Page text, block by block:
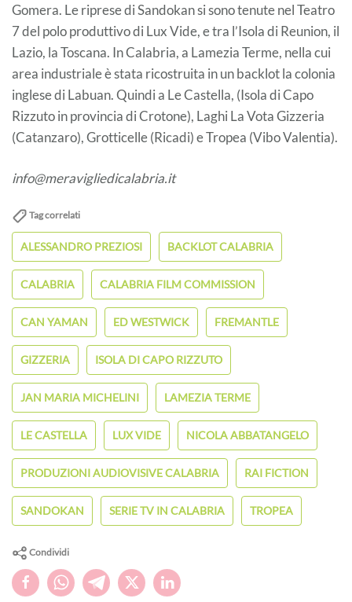
Gomera. Le riprese di Sandokan si sono tenute nel Teatro
7 del polo produttivo di Lux Vide, e tra l’Isola di Reunion, il
Lazio, la Toscana. In Calabria, a Lamezia Terme, nella cui
area industriale è stata ricostruita in un backlot la colonia
inglese di Labuan. Quindi a Le Castella, (Isola di Capo
Rizzuto in provincia di Crotone), Laghi La Vota Gizzeria
(Catanzaro), Grotticelle (Ricadi) e Tropea (Vibo Valentia).
info@meravigliedicalabria.it
Tag correlati
ALESSANDRO PREZIOSI BACKLOT CALABRIA
CALABRIA CALABRIA FILM COMMISSION
CAN YAMAN ED WESTWICK FREMANTLE
GIZZERIA ISOLA DI CAPO RIZZUTO
JAN MARIA MICHELINI LAMEZIA TERME
LE CASTELLA LUX VIDE NICOLA ABBATANGELO
PRODUZIONI AUDIOVISIVE CALABRIA RAI FICTION
SANDOKAN SERIE TV IN CALABRIA TROPEA
Condividi